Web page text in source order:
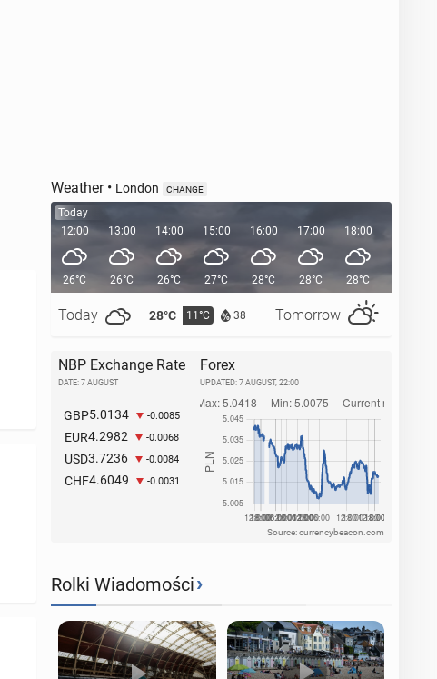
Weather• London CHANGE
Today
12:00
26°C
Today 28°C 11°C 38 Tomorrow
13:00
26°C
14:00
26°C
15:00
27°C
16:00
28°C
17:00
28°C
18:00
28°C
NBP Exchange Rate
DATE: 7 AUGUST
GBP5.0134 -0.0085
EUR4.2982 -0.0068
USD3.7236 -0.0084
CHF4.6049 -0.0031
Forex
UPDATED: 7 AUGUST, 22:00
Source: currencybeacon.com
Rolki Wiadomości›